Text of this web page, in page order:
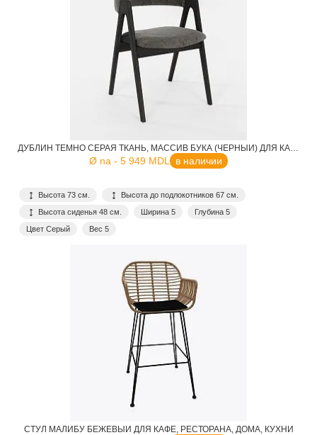
ДУБЛИН ТЕМНО СЕРАЯ ТКАНЬ, МАССИВ БУКА (ЧЕРНЫЙ) ДЛЯ КАФЕ, РЕСТОРАНА, ДОМА, КУХНИ
Ø na - 5 949 MDL в наличии
Высота 73 см.
Высота до подлокотников 67 см.
Высота сиденья 48 см.
Ширина 5
Глубина 5
Цвет Серый
Вес 5
СТУЛ МАЛИБУ БЕЖЕВЫЙ ДЛЯ КАФЕ, РЕСТОРАНА, ДОМА, КУХНИ